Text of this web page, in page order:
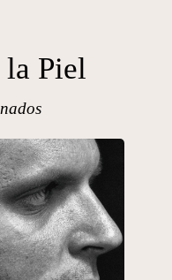
la Piel